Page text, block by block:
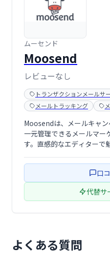
ムーセンド
Moosend
レビューなし
トランザクションメールサ
メールトラッキング
Moosendは、メールキャ
一元管理できるメールマー
す。直感的なエディターで
タグで効果的なキャンペー
ムの統計フィードで、キャ
口
代替サ
よくある質問